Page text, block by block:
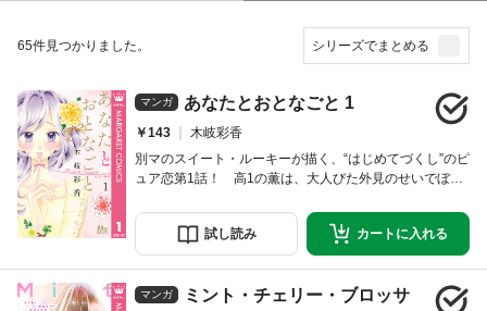
65件見つかりました。 シリーズでまとめる
マンガ あなたとおとなごと 1
￥143
木岐彩香
別マのスイート・ルーキーが描く、“はじめてづくし”のピ
ュア恋第1話！ 高1の薫は、大人びた外見のせいでぼっ
を相談してきたのは、いじられキャラの菅くん。役に立
とうと頑張る薫だけど…!?
試し読み カートに入れる
マンガ
ミント・チェリー・ブロッサ